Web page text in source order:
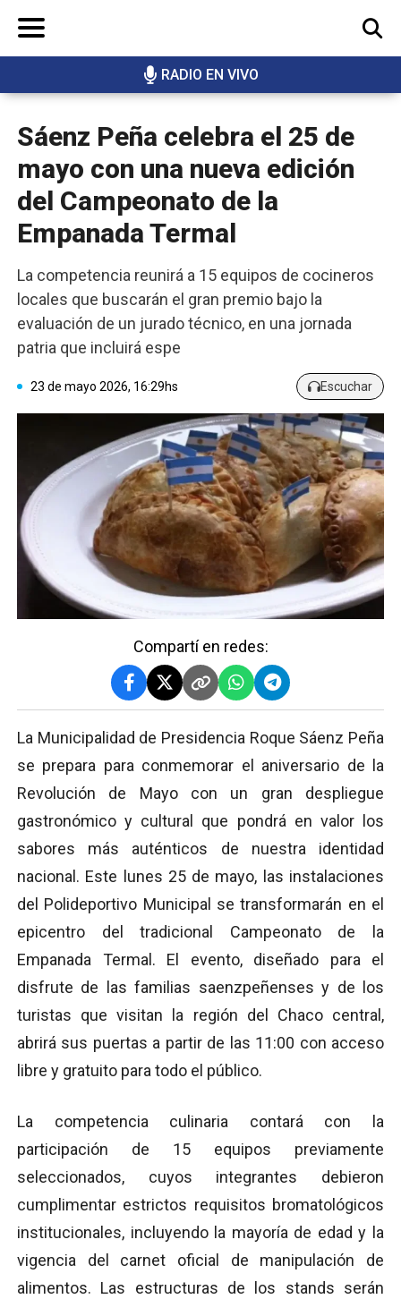
RADIO EN VIVO
BUSCAR
Sáenz Peña celebra el 25 de
mayo con una nueva edición
del Campeonato de la
Empanada Termal
La competencia reunirá a 15 equipos de cocineros
locales que buscarán el gran premio bajo la
evaluación de un jurado técnico, en una jornada
patria que incluirá espe
23 de mayo 2026, 16:29hs Escuchar
Compartí en redes:
La Municipalidad de Presidencia Roque Sáenz Peña
se prepara para conmemorar el aniversario de la
Revolución de Mayo con un gran despliegue
gastronómico y cultural que pondrá en valor los
sabores más auténticos de nuestra identidad
nacional. Este lunes 25 de mayo, las instalaciones
del Polideportivo Municipal se transformarán en el
epicentro del tradicional Campeonato de la
Empanada Termal. El evento, diseñado para el
disfrute de las familias saenzpeñenses y de los
turistas que visitan la región del Chaco central,
abrirá sus puertas a partir de las 11:00 con acceso
libre y gratuito para todo el público.
La competencia culinaria contará con la
participación de 15 equipos previamente
seleccionados, cuyos integrantes debieron
cumplimentar estrictos requisitos bromatológicos
institucionales, incluyendo la mayoría de edad y la
vigencia del carnet oficial de manipulación de
alimentos. Las estructuras de los stands serán